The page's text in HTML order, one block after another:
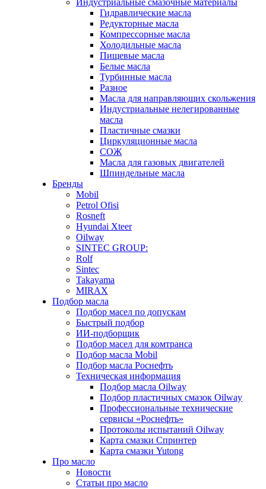
Индустриальные смазочные материалы
Гидравлические масла
Редукторные масла
Компрессорные масла
Холодильные масла
Пищевые масла
Белые масла
Турбинные масла
Разное
Масла для направляющих скольжения
Индустриальные нелегированные
масла
Пластичные смазки
Циркуляционные масла
СОЖ
Масла для газовых двигателей
Шпиндельные масла
Бренды
Mobil
Petrol Ofisi
Rosneft
Hyundai Xteer
Oilway
SINTEC GROUP:
Rolf
Sintec
Takayama
MIRAX
Подбор масла
Подбор масел по допускам
Быстрый подбор
ИИ-подборщик
Подбор масел для комтранса
Подбор масла Mobil
Подбор масла Роснефть
Техническая информация
Подбор масла Oilway
Подбор пластичных смазок Oilway
Профессиональные технические
сервисы «Роснефть»
Протоколы испытаний Oilway
Карта смазки Спринтер
Карта смазки Yutong
Про масло
Новости
Статьи про масло